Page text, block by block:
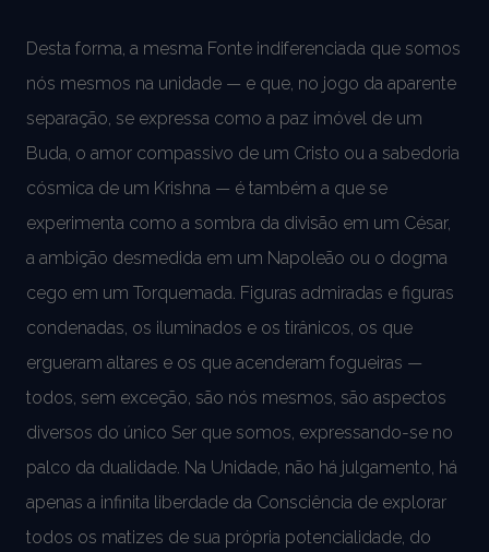
Desta forma, a mesma Fonte indiferenciada que somos
nós mesmos na unidade — e que, no jogo da aparente
separação, se expressa como a paz imóvel de um
Buda, o amor compassivo de um Cristo ou a sabedoria
cósmica de um Krishna — é também a que se
experimenta como a sombra da divisão em um César,
a ambição desmedida em um Napoleão ou o dogma
cego em um Torquemada. Figuras admiradas e figuras
condenadas, os iluminados e os tirânicos, os que
ergueram altares e os que acenderam fogueiras —
todos, sem exceção, são nós mesmos, são aspectos
diversos do único Ser que somos, expressando-se no
palco da dualidade. Na Unidade, não há julgamento, há
apenas a infinita liberdade da Consciência de explorar
todos os matizes de sua própria potencialidade, do